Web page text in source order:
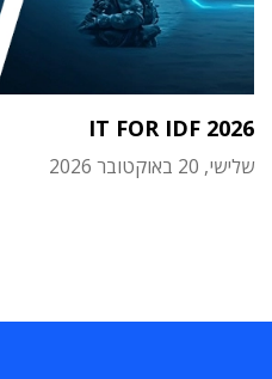
IT FOR IDF 2026
שלישי, 20 באוקטובר 2026